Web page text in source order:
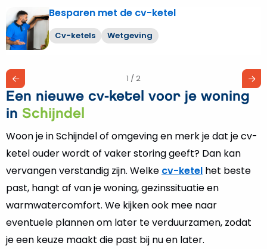
Besparen met de cv-ketel
Cv-ketels Wetgeving
Lees
meer
over
met
de
cv-
ketel
1 / 2
Een nieuwe cv-ketel voor je woning
in Schijndel
Woon je in Schijndel of omgeving en merk je dat je cv-
ketel ouder wordt of vaker storing geeft? Dan kan
vervangen verstandig zijn. Welke cv-ketel het beste
past, hangt af van je woning, gezinssituatie en
warmwatercomfort. We kijken ook mee naar
eventuele plannen om later te verduurzamen, zodat
je een keuze maakt die past bij nu en later.